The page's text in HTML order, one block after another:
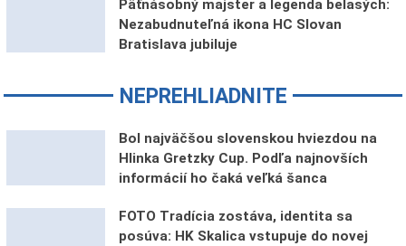
Päťnásobný majster a legenda belasých:
Nezabudnuteľná ikona HC Slovan
Bratislava jubiluje
NEPREHLIADNITE
Bol najväčšou slovenskou hviezdou na
Hlinka Gretzky Cup. Podľa najnovších
informácií ho čaká veľká šanca
FOTO Tradícia zostáva, identita sa
posúva: HK Skalica vstupuje do novej